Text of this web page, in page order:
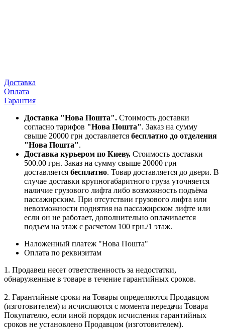
Доставка
Оплата
Гарантия
Доставка "Нова Пошта". Стоимость доставки
согласно тарифов "Нова Пошта". Заказ на сумму
свыше 20000 грн доставляется бесплатно до отделения
"Нова Пошта".
Доставка курьером по Киеву. Стоимость доставки
500.00 грн. Заказ на сумму свыше 20000 грн
доставляется бесплатно. Товар доставляется до двери. В
случае доставки крупногабаритного груза уточняется
наличие грузового лифта либо возможность подъёма
пассажирским. При отсутствии грузового лифта или
невозможности поднятия на пассажирском лифте или
если он не работает, дополнительно оплачивается
подъем на этаж с расчетом 100 грн./1 этаж.
Наложенный платеж "Нова Пошта"
Оплата по реквизитам
1. Продавец несет ответственность за недостатки,
обнаруженные в товаре в течение гарантийных сроков.
2. Гарантийные сроки на Товары определяются Продавцом
(изготовителем) и исчисляются с момента передачи Товара
Покупателю, если иной порядок исчисления гарантийных
сроков не установлено Продавцом (изготовителем).